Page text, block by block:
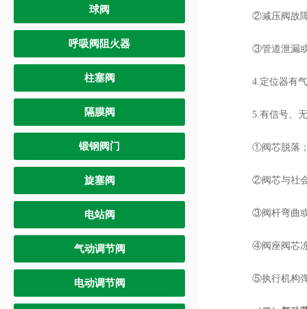
球阀
呼吸阀阻火器
柱塞阀
隔膜阀
锻钢阀门
旋塞阀
电站阀
气动调节阀
电动调节阀
②减压阀故
③管道泄漏或
4.定位器有气
5.有信号、无
①阀芯脱落
②阀芯与社会
③阀杆弯曲或
④阀座阀芯冻
⑤执行机构弹